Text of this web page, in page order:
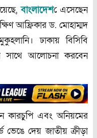
বাংলাদেশে এসেছেন
আফ্রিকার ড. মোহাম্মদ
ঢাকায় বিসিবি
সাথে আলোচনা করবেন
কারচুপি এবং অনিয়মের
দেয় জাতীয় ক্রীড়া